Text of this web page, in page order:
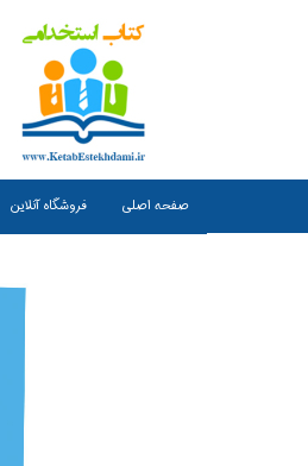
صفحه اصلی فروشگاه آنلاین